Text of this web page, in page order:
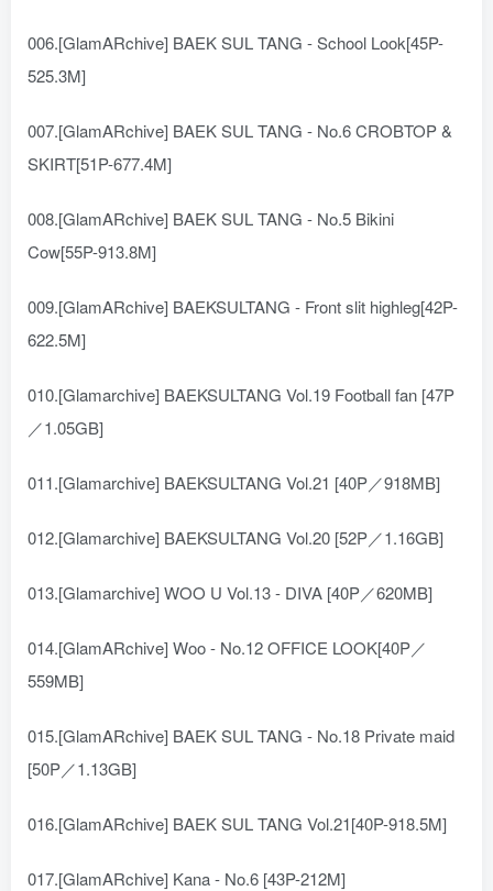
006.[GlamARchive] BAEK SUL TANG - School Look[45P-
525.3M]
007.[GlamARchive] BAEK SUL TANG - No.6 CROBTOP &
SKIRT[51P-677.4M]
008.[GlamARchive] BAEK SUL TANG - No.5 Bikini
Cow[55P-913.8M]
009.[GlamARchive] BAEKSULTANG - Front slit highleg[42P-
622.5M]
010.[Glamarchive] BAEKSULTANG Vol.19 Football fan [47P
／1.05GB]
011.[Glamarchive] BAEKSULTANG Vol.21 [40P／918MB]
012.[Glamarchive] BAEKSULTANG Vol.20 [52P／1.16GB]
013.[Glamarchive] WOO U Vol.13 - DIVA [40P／620MB]
014.[GlamARchive] Woo - No.12 OFFICE LOOK[40P／
559MB]
015.[GlamARchive] BAEK SUL TANG - No.18 Private maid
[50P／1.13GB]
016.[GlamARchive] BAEK SUL TANG Vol.21[40P-918.5M]
017.[GlamARchive] Kana - No.6 [43P-212M]